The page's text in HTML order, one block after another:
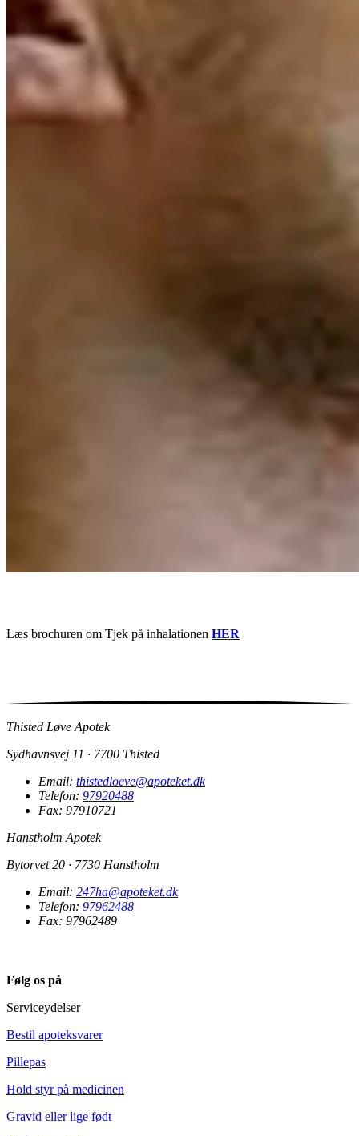
Læs brochuren om Tjek på inhalationen HER
Thisted Løve Apotek
Sydhavnsvej 11 · 7700 Thisted
Email: thistedloeve@apoteket.dk
Telefon: 97920488
Fax: 97910721
Hanstholm Apotek
Bytorvet 20 · 7730 Hanstholm
Email: 247ha@apoteket.dk
Telefon: 97962488
Fax: 97962489
Følg os på
Serviceydelser
Bestil apoteksvarer
Pillepas
Hold styr på medicinen
Gravid eller lige født